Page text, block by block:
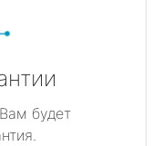
будет